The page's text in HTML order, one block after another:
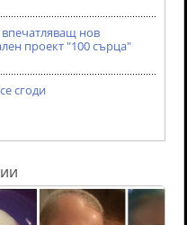
нов
проект "100 сърца"
сгоди